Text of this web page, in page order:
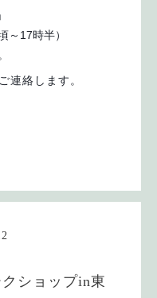
～17時半）
連絡します。
クショップin東